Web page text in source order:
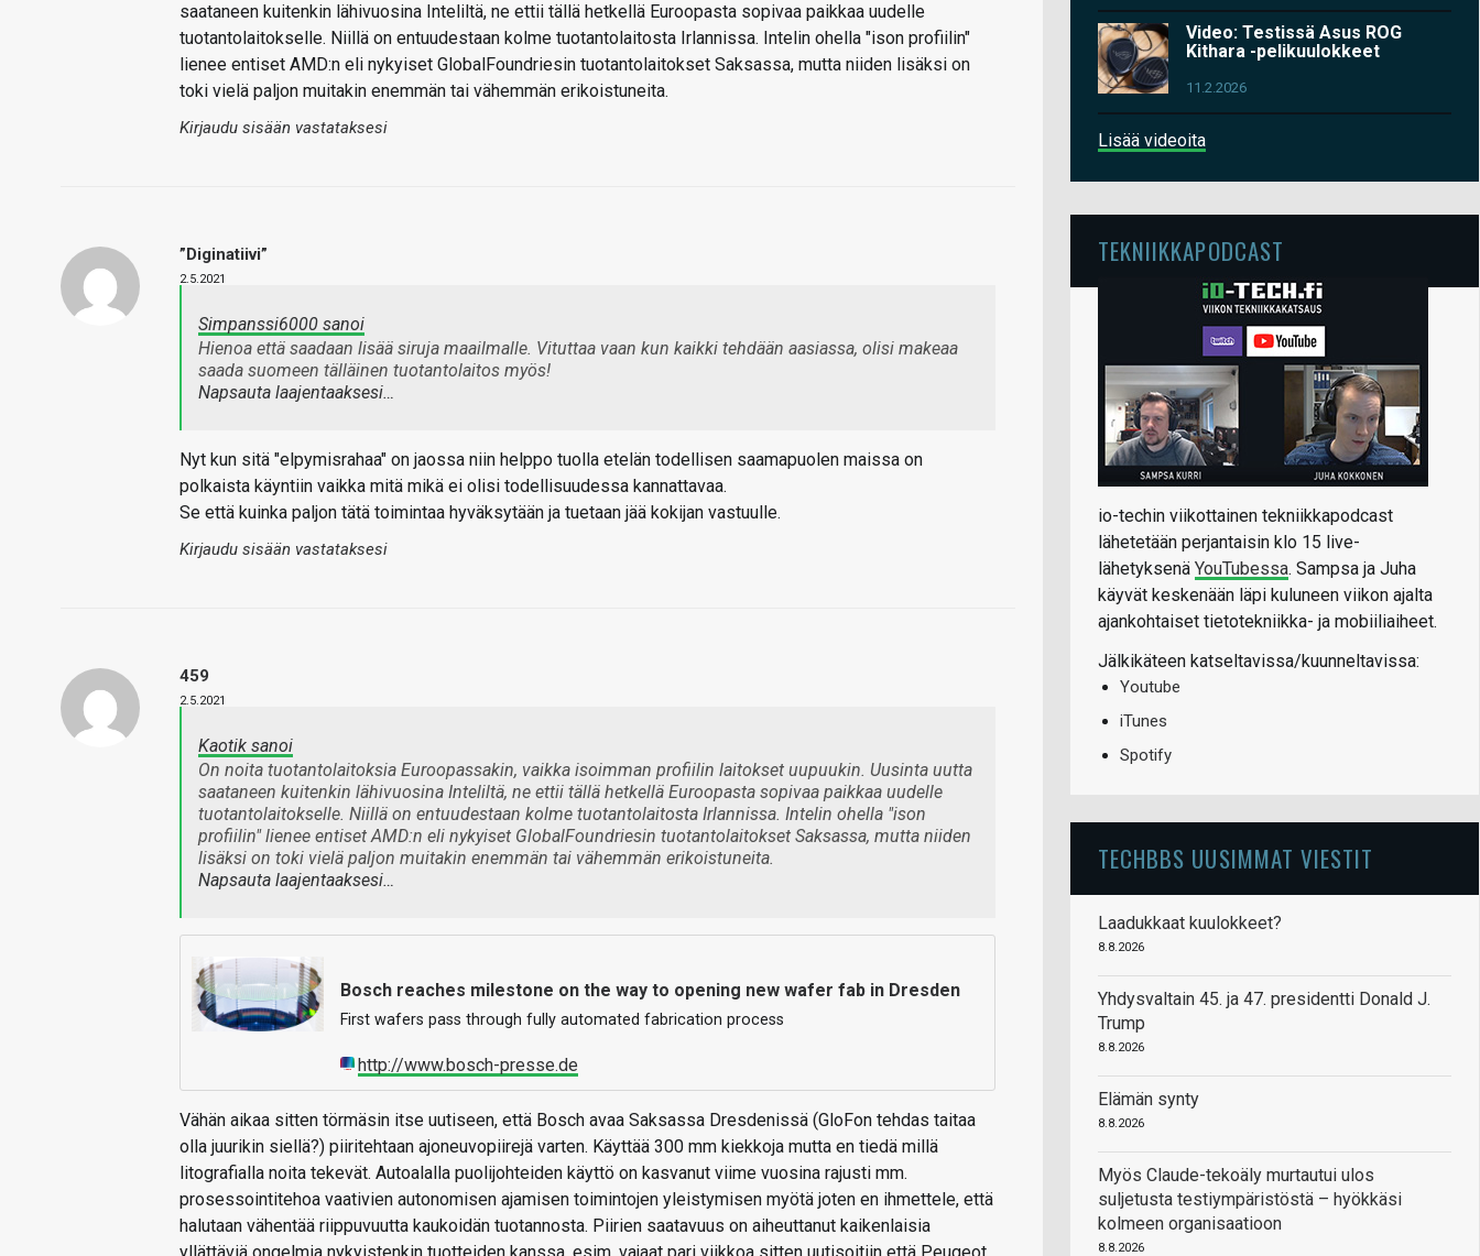
saataneen kuitenkin lähivuosina Inteliltä, ne ettii tällä hetkellä Euroopasta sopivaa paikkaa uudelle
tuotantolaitokselle. Niillä on entuudestaan kolme tuotantolaitosta Irlannissa. Intelin ohella "ison profiilin"
lienee entiset AMD:n eli nykyiset GlobalFoundriesin tuotantolaitokset Saksassa, mutta niiden lisäksi on
toki vielä paljon muitakin enemmän tai vähemmän erikoistuneita.
Kirjaudu sisään vastataksesi
”diginatiivi”
2.5.2021
Simpanssi6000 sanoi
Hienoa että saadaan lisää siruja maailmalle. Vituttaa vaan kun kaikki tehdään aasiassa, olisi makeaa
saada suomeen tälläinen tuotantolaitos myös!
Napsauta laajentaaksesi…
Nyt kun sitä "elpymisrahaa" on jaossa niin helppo tuolla etelän todellisen saamapuolen maissa on
polkaista käyntiin vaikka mitä mikä ei olisi todellisuudessa kannattavaa.
Se että kuinka paljon tätä toimintaa hyväksytään ja tuetaan jää kokijan vastuulle.
Kirjaudu sisään vastataksesi
459
2.5.2021
Kaotik sanoi
On noita tuotantolaitoksia Euroopassakin, vaikka isoimman profiilin laitokset uupuukin. Uusinta uutta
saataneen kuitenkin lähivuosina Inteliltä, ne ettii tällä hetkellä Euroopasta sopivaa paikkaa uudelle
tuotantolaitokselle. Niillä on entuudestaan kolme tuotantolaitosta Irlannissa. Intelin ohella "ison
profiilin" lienee entiset AMD:n eli nykyiset GlobalFoundriesin tuotantolaitokset Saksassa, mutta niiden
lisäksi on toki vielä paljon muitakin enemmän tai vähemmän erikoistuneita.
Napsauta laajentaaksesi…
Bosch reaches milestone on the way to opening new wafer fab in Dresden
First wafers pass through fully automated fabrication process
http://www.bosch-presse.de
Vähän aikaa sitten törmäsin itse uutiseen, että Bosch avaa Saksassa Dresdenissä (GloFon tehdas taitaa
olla juurikin siellä?) piiritehtaan ajoneuvopiirejä varten. Käyttää 300 mm kiekkoja mutta en tiedä millä
litografialla noita tekevät. Autoalalla puolijohteiden käyttö on kasvanut viime vuosina rajusti mm.
prosessointitehoa vaativien autonomisen ajamisen toimintojen yleistymisen myötä joten en ihmettele, että
halutaan vähentää riippuvuutta kaukoidän tuotannosta. Piirien saatavuus on aiheuttanut kaikenlaisia
Video: Testissä Asus ROG
Kithara -pelikuulokkeet
11.2.2026
Lisää videoita
TEKNIIKKAPODCAST
io-techin viikottainen tekniikkapodcast
lähetetään perjantaisin klo 15 live-
lähetyksenä YouTubessa. Sampsa ja Juha
käyvät keskenään läpi kuluneen viikon ajalta
ajankohtaiset tietotekniikka- ja mobiiliaiheet.
Jälkikäteen katseltavissa/kuunneltavissa:
Youtube
iTunes
Spotify
TECHBBS UUSIMMAT VIESTIT
Laadukkaat kuulokkeet?
8.8.2026
Yhdysvaltain 45. ja 47. presidentti Donald J.
Trump
8.8.2026
Elämän synty
8.8.2026
Myös Claude-tekoäly murtautui ulos
suljetusta testiympäristöstä – hyökkäsi
kolmeen organisaatioon
8.8.2026